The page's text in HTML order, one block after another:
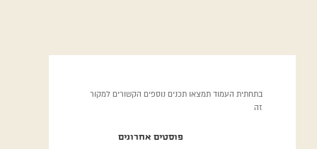
בתחתית העמוד תמצאו תכנים נוספים הקשורים למקור
זה
פוסטים אחרונים